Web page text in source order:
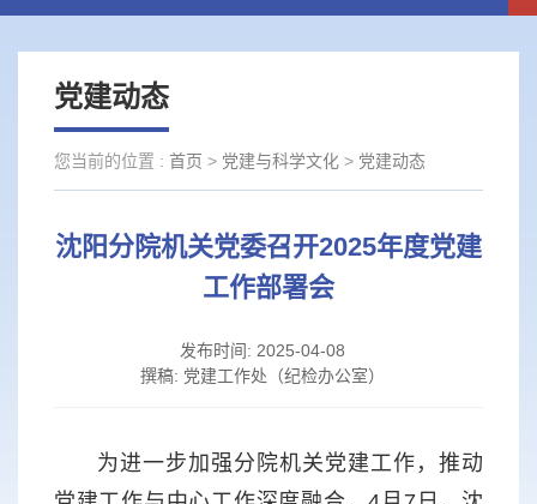
党建动态
您当前的位置 : 首页 > 党建与科学文化 > 党建动态
沈阳分院机关党委召开2025年度党建
工作部署会
发布时间: 2025-04-08
撰稿: 党建工作处（纪检办公室）
为进一步加强分院机关党建工作，推动